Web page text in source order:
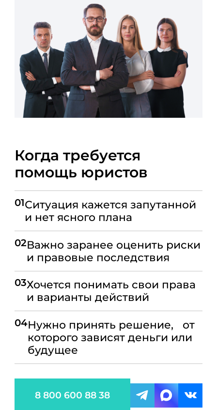
Когда требуется
помощь юристов
01Ситуация кажется запутанной
и нет ясного плана
02Важно заранее оценить риски
и правовые последствия
03Хочется понимать свои права
и варианты действий
04Нужно принять решение, от
которого зависят деньги или
будущее
8 800 600 88 38